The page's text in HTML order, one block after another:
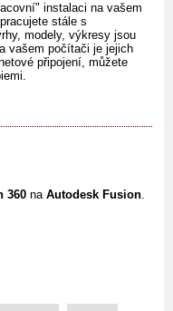
instalaci na vašem
stále s
modely, výkresy jsou
vašem počítači je jejich
připojení, můžete
360 na Autodesk Fusion